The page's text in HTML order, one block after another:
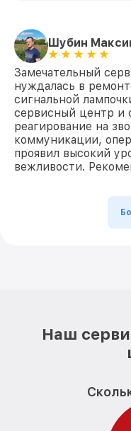
Шубин
Замечательный
нуждалась в
сигнальной
сервисный центр и
реагирование на
коммуникации,
проявил высокий
вежливости.
Наш